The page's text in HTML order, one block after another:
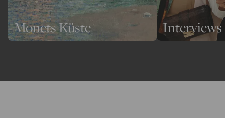
Monets Küste Interviews